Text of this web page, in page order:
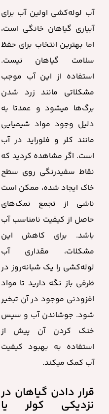
آب لوله‌کشی اولین آب برای
آبیاری گیاهان خانگی است،
اما بهترین انتخاب برای حفظ
سلامت گیاهان نیست.
استفاده از این آب موجب
مشکلاتی مانند زرد شدن
برگ‌ها میشود و عمدتا به
دلیل وجود مواد شیمیایی
مانند کلر و فلوراید در آب
است. اگر مشاهده کردید که
نقاط سفید‌رنگی روی سطح
خاک ایجاد شده، ممکن است
ناشی از تجمع نمک‌های
حاصل از کیفیت نامناسب آب
باشد. برای کاهش این
مشکلات، مقداری آب
لوله‌کشی را یک شبانه‌روز در
ظرفی باز نگه دارید تا مواد
افزودنی موجود در آن تبخیر
شود. جوشاندن آب و سپس
خنک کردن آن پیش از
استفاده به بهبود کیفیت
آب کمک میکند.
قرار دادن گیاهان در
نزدیکی کولر یا